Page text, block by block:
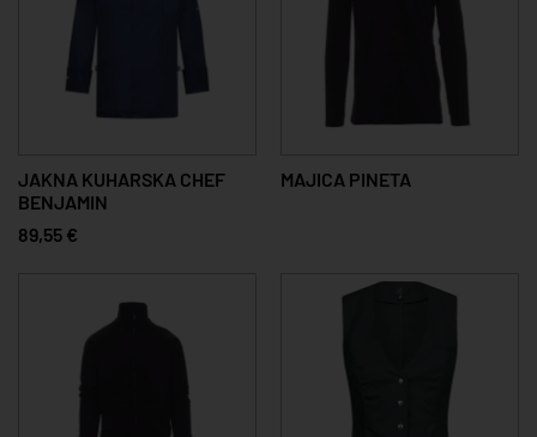
JAKNA KUHARSKA CHEF
BENJAMIN
89,55 €
MAJICA PINETA